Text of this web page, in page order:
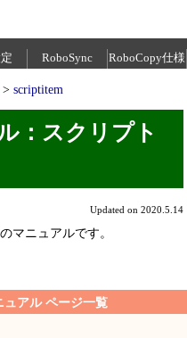
RoboSync RoboCopy仕様
> scriptitem
：スクリプト
Updated on 2020.5.14
マニュアルです。
ュアル ページ一覧